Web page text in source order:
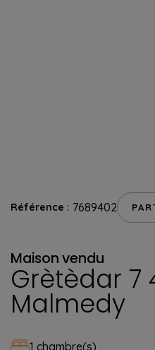
Référence : 7689402
Maisonvendu
Grètèdar 7
Malmedy
1 chambre(s)